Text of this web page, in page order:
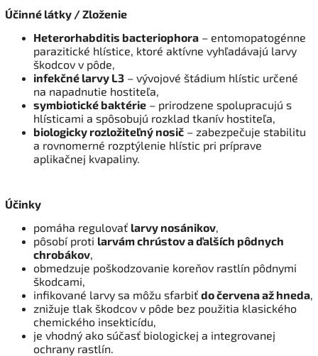
Účinné látky / Zloženie
Heterorhabditis bacteriophora – entomopatogénne
parazitické hlístice, ktoré aktívne vyhľadávajú larvy
škodcov v pôde,
infekčné larvy L3 – vývojové štádium hlístic určené
na napadnutie hostiteľa,
symbiotické baktérie – prirodzene spolupracujú s
hlísticami a spôsobujú rozklad tkanív hostiteľa,
biologicky rozložiteľný nosič – zabezpečuje stabilitu
a rovnomerné rozptýlenie hlístic pri príprave
aplikačnej kvapaliny.
Účinky
pomáha regulovať larvy nosánikov,
pôsobí proti larvám chrústov a ďalších pôdnych
chrobákov,
obmedzuje poškodzovanie koreňov rastlín pôdnymi
škodcami,
infikované larvy sa môžu sfarbiť do červena až hneda,
znižuje tlak škodcov v pôde bez použitia klasického
chemického insekticídu,
je vhodný ako súčasť biologickej a integrovanej
ochrany rastlín.